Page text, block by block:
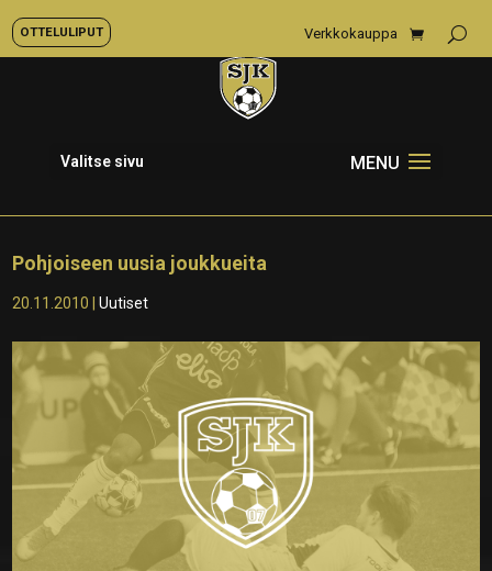
OTTELULIPUT Verkkokauppa
Valitse sivu
Pohjoiseen uusia joukkueita
20.11.2010 |Uutiset